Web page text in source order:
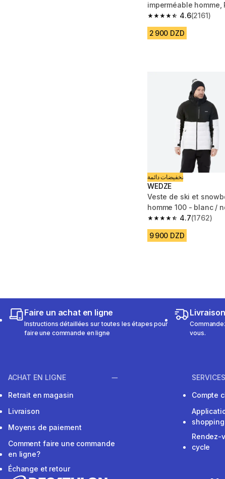
imperméable homme,
Zip noir
4.6
4.6 out of 5 stars from
(2161)
2 900 DZD
تخفيضات دائمة
WEDZE
Veste de ski et
homme 100 - blanc /
4.7
4.7 out of 5 stars from
(1762)
9 900 DZD
Faire un achat en ligne
Instructions détaillées sur toutes les étapes pour
faire une commande en ligne
vous.
ACHAT EN LIGNE
Retrait en magasin
Livraison
Moyens de paiement
Comment faire une commande
en ligne?
Échange et retour
SERVICES
Compte
shopping
Rendez-
cycle